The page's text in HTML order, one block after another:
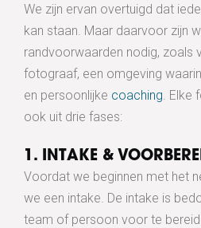
We zijn ervan overtuigd dat
kan staan. Maar daarvoor zijn
randvoorwaarden nodig, zoals
fotograaf, een omgeving
en persoonlijke coaching. Elke
ook uit drie fases:
1. INTAKE &
Voordat we beginnen met het
we een intake. De intake is
team of persoon voor te